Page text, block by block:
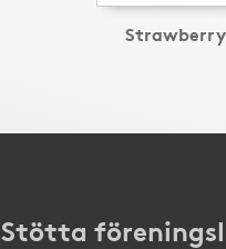
Strawberry
Stötta